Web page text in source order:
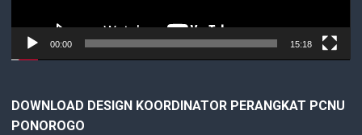
00:00 15:18
DOWNLOAD DESIGN KOORDINATOR PERANGKAT PCNU
PONOROGO